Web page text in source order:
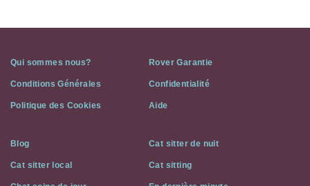
Qui sommes nous? Rover Garantie
Conditions Générales Confidentialité
Politique des Cookies Aide
Blog Cat sitter de nuit
Cat sitter local Cat sitting